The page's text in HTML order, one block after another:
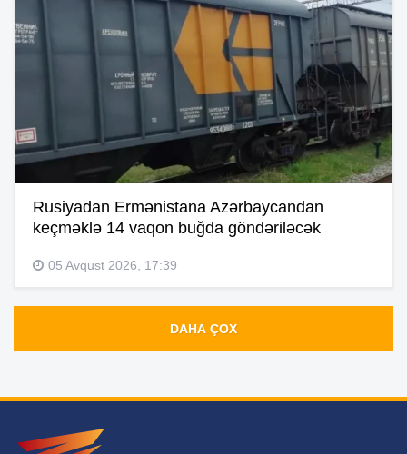
Rusiyadan Ermənistana Azərbaycandan
keçməklə 14 vaqon buğda göndəriləcək
05 Avqust 2026, 17:39
DAHA ÇOX